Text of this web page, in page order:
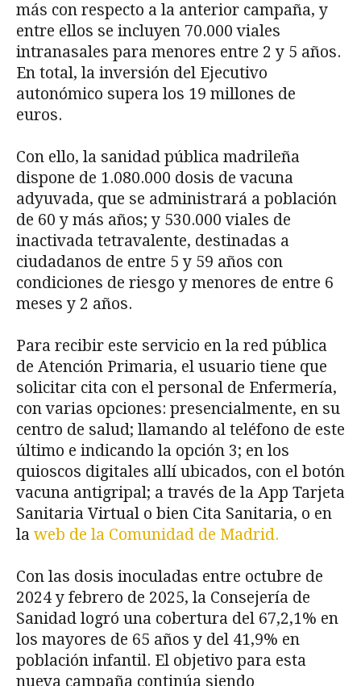
más con respecto a la anterior campaña, y
entre ellos se incluyen 70.000 viales
intranasales para menores entre 2 y 5 años.
En total, la inversión del Ejecutivo
autonómico supera los 19 millones de
euros.
Con ello, la sanidad pública madrileña
dispone de 1.080.000 dosis de vacuna
adyuvada, que se administrará a población
de 60 y más años; y 530.000 viales de
inactivada tetravalente, destinadas a
ciudadanos de entre 5 y 59 años con
condiciones de riesgo y menores de entre 6
meses y 2 años.
Para recibir este servicio en la red pública
de Atención Primaria, el usuario tiene que
solicitar cita con el personal de Enfermería,
con varias opciones: presencialmente, en su
centro de salud; llamando al teléfono de este
último e indicando la opción 3; en los
quioscos digitales allí ubicados, con el botón
vacuna antigripal; a través de la App Tarjeta
Sanitaria Virtual o bien Cita Sanitaria, o en
la web de la Comunidad de Madrid.
Con las dosis inoculadas entre octubre de
2024 y febrero de 2025, la Consejería de
Sanidad logró una cobertura del 67,2,1% en
los mayores de 65 años y del 41,9% en
población infantil. El objetivo para esta
nueva campaña continúa siendo